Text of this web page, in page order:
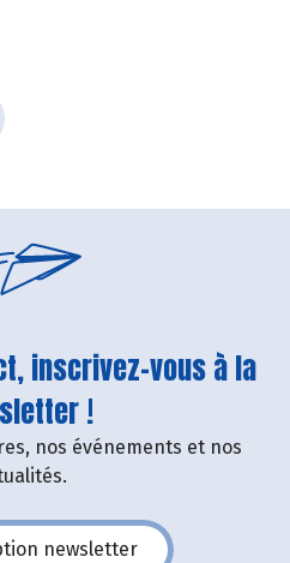
inscrivez-vous à la
!
nos événements et nos
newsletter